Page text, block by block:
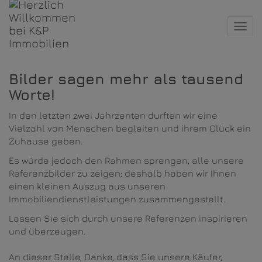
Bilder sagen mehr als tausend
Worte!
In den letzten zwei Jahrzenten durften wir eine
Vielzahl von Menschen begleiten und ihrem Glück ein
Zuhause geben.
Es würde jedoch den Rahmen sprengen, alle unsere
Referenzbilder zu zeigen; deshalb haben wir Ihnen
einen kleinen Auszug aus unseren
Immobiliendienstleistungen zusammengestellt.
Lassen Sie sich durch unsere Referenzen inspirieren
und überzeugen.
An dieser Stelle, Danke, dass Sie unsere Käufer,